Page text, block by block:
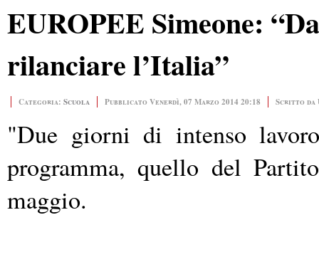
EUROPEE Simeone:
rilanciare l’Italia”
Categoria: Scuola Pubblicato Venerdì, 07 Marzo 2014 20:18 Scritto da
"Due giorni di intenso
programma, quello del
maggio.